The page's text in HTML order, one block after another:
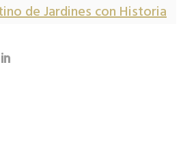
de Jardines con Historia